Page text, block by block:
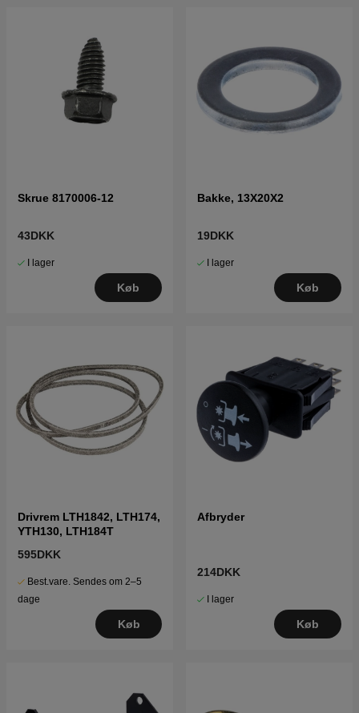
Skrue 8170006-12
43DKK
I lager
Køb
Bakke, 13X20X2
19DKK
I lager
Køb
Drivrem LTH1842, LTH174,
YTH130, LTH184T
595DKK
Best.vare. Sendes om 2–5
dage
Køb
Afbryder
214DKK
I lager
Køb